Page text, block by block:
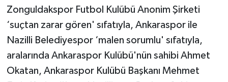
Zonguldakspor Futbol Kulübü Anonim Şirketi
‘suçtan zarar gören' sıfatıyla, Ankaraspor ile
Nazilli Belediyespor ‘malen sorumlu' sıfatıyla,
aralarında Ankaraspor Kulübü'nün sahibi Ahmet
Okatan, Ankaraspor Kulübü Başkanı Mehmet